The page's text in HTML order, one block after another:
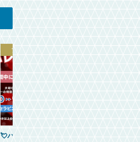
💘バレンタインキャンペーン💘
プロモーション